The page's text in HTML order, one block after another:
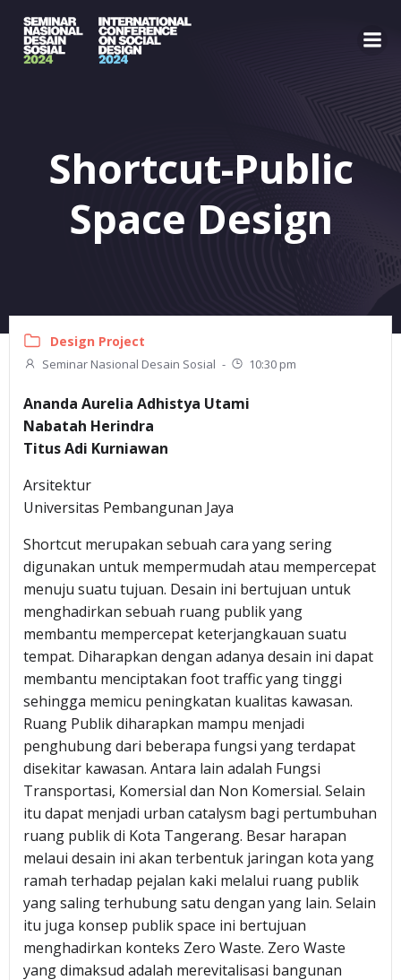
Shortcut-Public
Space Design
Design Project
Seminar Nasional Desain Sosial - 10:30 pm
Ananda Aurelia Adhistya Utami
Nabatah Herindra
Titus Adi Kurniawan
Arsitektur
Universitas Pembangunan Jaya
Shortcut merupakan sebuah cara yang sering
digunakan untuk mempermudah atau mempercepat
menuju suatu tujuan. Desain ini bertujuan untuk
menghadirkan sebuah ruang publik yang
membantu mempercepat keterjangkauan suatu
tempat. Diharapkan dengan adanya desain ini dapat
membantu menciptakan foot traffic yang tinggi
sehingga memicu peningkatan kualitas kawasan.
Ruang Publik diharapkan mampu menjadi
penghubung dari beberapa fungsi yang terdapat
disekitar kawasan. Antara lain adalah Fungsi
Transportasi, Komersial dan Non Komersial. Selain
itu dapat menjadi urban catalysm bagi pertumbuhan
ruang publik di Kota Tangerang. Besar harapan
melaui desain ini akan terbentuk jaringan kota yang
ramah terhadap pejalan kaki melalui ruang publik
yang saling terhubung satu dengan yang lain. Selain
itu juga konsep publik space ini bertujuan
menghadirkan konteks Zero Waste. Zero Waste
yang dimaksud adalah merevitalisasi bangunan